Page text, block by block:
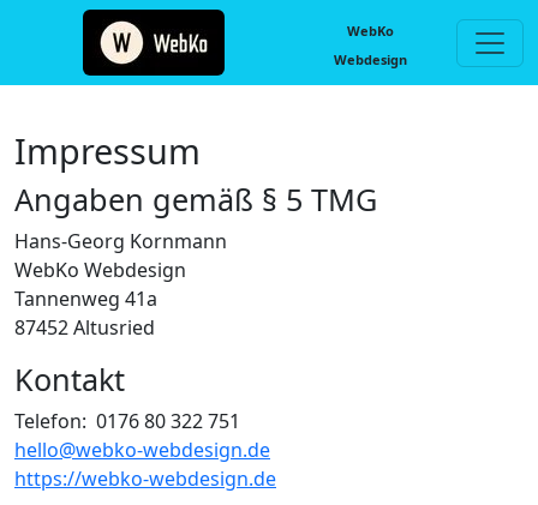
WebKo
Webdesign
Impressum
Angaben gemäß § 5 TMG
Hans-Georg Kornmann
WebKo Webdesign
Tannenweg 41a
87452 Altusried
Kontakt
Telefon: 0176 80 322 751
hello@webko-webdesign.de
https://webko-webdesign.de